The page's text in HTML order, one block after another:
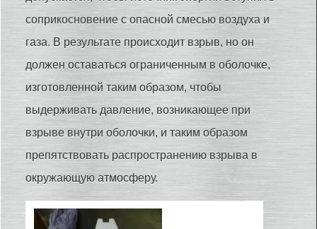
соприкосновение с опасной смесью воздуха и
газа. В результате происходит взрыв, но он
должен оставаться ограниченным в оболочке,
изготовленной таким образом, чтобы
выдерживать давление, возникающее при
взрыве внутри оболочки, и таким образом
препятствовать распространению взрыва в
окружающую атмосферу.